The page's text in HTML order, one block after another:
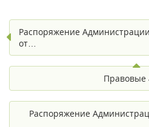
Распоряжение
от…
Правовые
Распоряжение